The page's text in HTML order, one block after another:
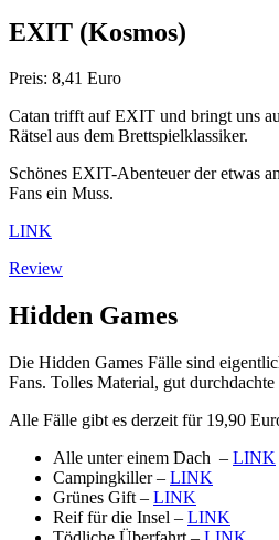
EXIT (Kosmos)
Preis: 8,41 Euro
Catan trifft auf EXIT und bringt uns
Rätsel aus dem Brettspielklassiker.
Schönes EXIT-Abenteuer der etwas
Fans ein Muss.
LINK
Review
Hidden Games
Die Hidden Games Fälle sind
Fans. Tolles Material, gut durchdachte
Alle Fälle gibt es derzeit für 19,90
Alle unter einem Dach – LINK
Campingkiller – LINK
Grünes Gift – LINK
Reif für die Insel – LINK